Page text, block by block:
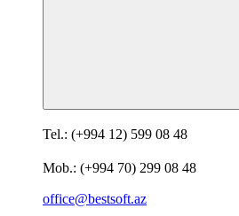
Tel.: (+994 12) 599 08 48
Mob.: (+994 70) 299 08 48
office@bestsoft.az